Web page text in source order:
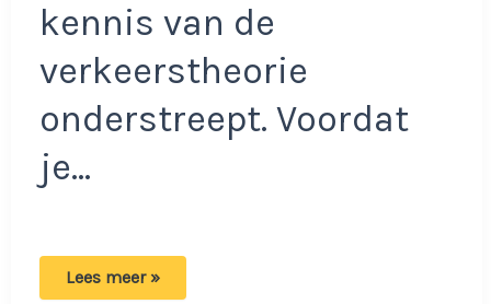
kennis van de
verkeerstheorie
onderstreept. Voordat
je…
Test
Lees meer »